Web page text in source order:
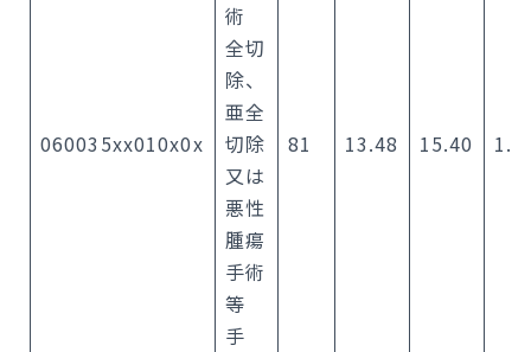
060035xx010x0x
術
全切
除、
亜全
切除
又は
悪性
腫瘍
手術
等
手
81 13.48 15.40